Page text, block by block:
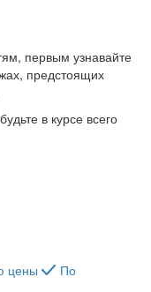
первым узнавайте
предстоящих
в курсе всего
цены
По